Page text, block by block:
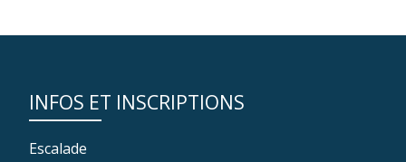
INFOS ET INSCRIPTIONS
Escalade